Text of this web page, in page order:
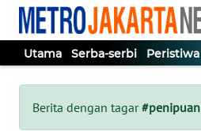
Utama Serba-serbi Peristiwa
Berita dengan tagar#penipuan
Tutup